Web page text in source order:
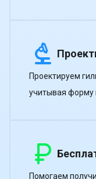
Проектируем
учитывая форму
Помогаем